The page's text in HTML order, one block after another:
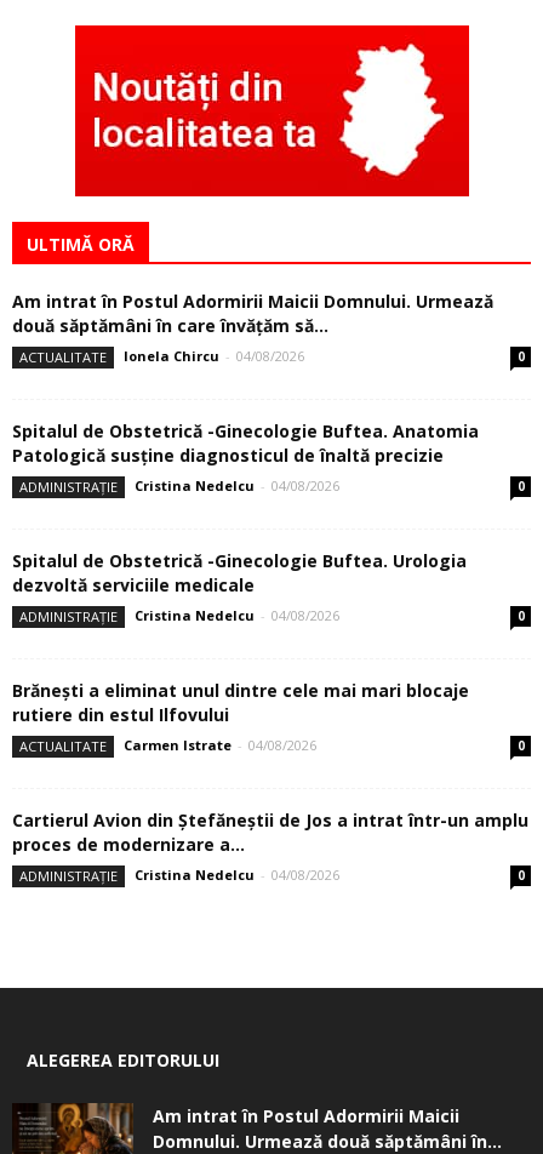
ULTIMĂ ORĂ
Am intrat în Postul Adormirii Maicii Domnului. Urmează
două săptămâni în care învăţăm să...
ACTUALITATE Ionela Chircu - 04/08/2026 0
Spitalul de Obstetrică -Ginecologie Buftea. Anatomia
Patologică susţine diagnosticul de înaltă precizie
ADMINISTRAȚIE Cristina Nedelcu - 04/08/2026 0
Spitalul de Obstetrică -Ginecologie Buftea. Urologia
dezvoltă serviciile medicale
ADMINISTRAȚIE Cristina Nedelcu - 04/08/2026 0
Brănești a eliminat unul dintre cele mai mari blocaje
rutiere din estul Ilfovului
ACTUALITATE Carmen Istrate - 04/08/2026 0
Cartierul Avion din Ştefăneştii de Jos a intrat într-un amplu
proces de modernizare a...
ADMINISTRAȚIE Cristina Nedelcu - 04/08/2026 0
ALEGEREA EDITORULUI
Am intrat în Postul Adormirii Maicii
Domnului. Urmează două săptămâni în...